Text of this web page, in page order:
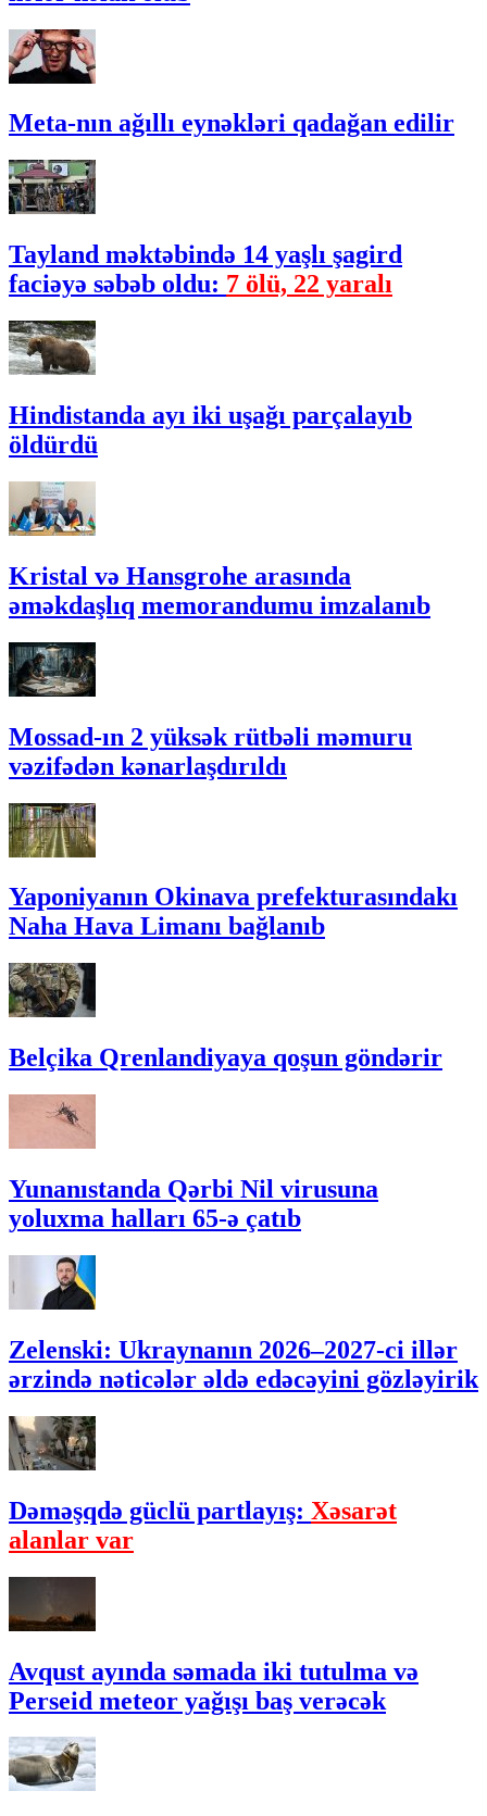
Meta-nın ağıllı eynəkləri qadağan edilir
Tayland məktəbində 14 yaşlı şagird
faciəyə səbəb oldu: 7 ölü, 22 yaralı
Hindistanda ayı iki uşağı parçalayıb
öldürdü
Kristal və Hansgrohe arasında
əməkdaşlıq memorandumu imzalanıb
Mossad-ın 2 yüksək rütbəli məmuru
vəzifədən kənarlaşdırıldı
Yaponiyanın Okinava prefekturasındakı
Naha Hava Limanı bağlanıb
Belçika Qrenlandiyaya qoşun göndərir
Yunanıstanda Qərbi Nil virusuna
yoluxma halları 65-ə çatıb
Zelenski: Ukraynanın 2026–2027-ci illər
ərzində nəticələr əldə edəcəyini gözləyirik
Dəməşqdə güclü partlayış: Xəsarət
alanlar var
Avqust ayında səmada iki tutulma və
Perseid meteor yağışı baş verəcək